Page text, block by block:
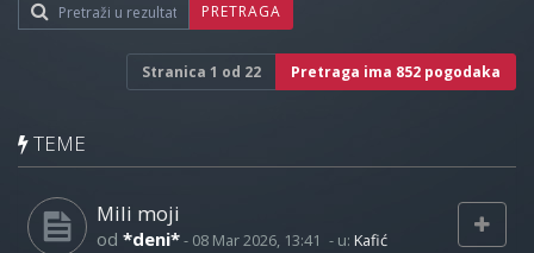
PRETRAGA
Stranica 1 od 22 Pretraga ima 852 pogodaka
TEME
Mili moji
od *deni*- 08 Mar 2026, 13:41 - u: Kafić